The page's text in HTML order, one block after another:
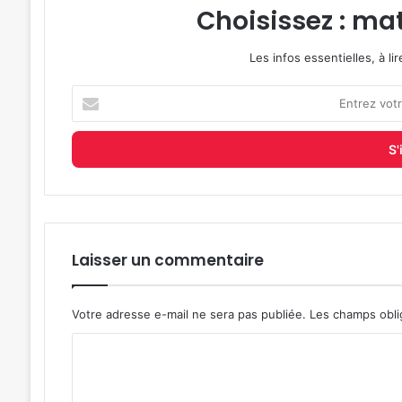
Choisissez :
Les infos essentielles, à
votre
adresse
mail
Laisser un commentaire
Votre adresse e-mail ne sera pas publiée. Les champs